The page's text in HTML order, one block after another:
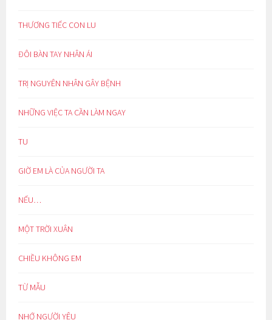
THƯƠNG TIẾC CON LU
ĐÔI BÀN TAY NHÂN ÁI
TRỊ NGUYÊN NHÂN GÂY BỆNH
NHỮNG VIỆC TA CẦN LÀM NGAY
TU
GIỜ EM LÀ CỦA NGƯỜI TA
NẾU…
MỘT TRỜI XUÂN
CHIỀU KHÔNG EM
TỪ MẪU
NHỚ NGƯỜI YÊU